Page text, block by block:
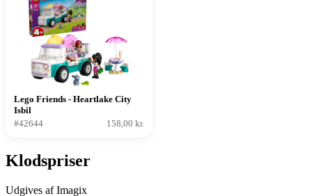
Lego Friends - Heartlake City
Isbil
#42644
158,00 kr.
Klodspriser
Udgives af Imagix